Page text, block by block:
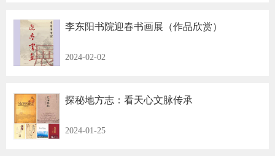
李东阳书院迎春书画展（作品欣赏）
2024-02-02
探秘地方志：看天心文脉传承
2024-01-25